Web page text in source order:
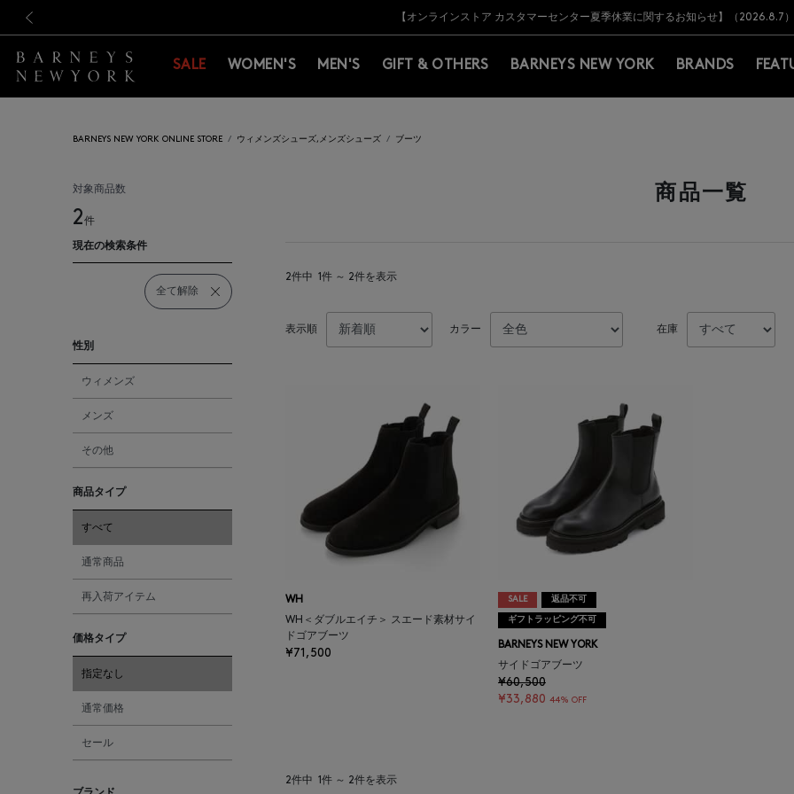
新規登録のお客様も対象！＜MY BARNEYS＞会員のお客様は11,000円（税込）以上のお買上げで常時送料無料
【夏季休業に伴う出荷一時停止のお知らせ】(2026.8.7)
【オンラインストア カスタマーセンター夏季休業に関するお知らせ】（2026.8.7）
【夏季休業に伴う返品・交換承り一時停止のお知らせ】（2026.8.5）
熊本県を中心とした地震の影響によるお荷物のお届けについて
【開催中】SUMMER SALEのご案内・ご注意事項
新規登録のお客様も対象！＜MY BARNEYS＞会員のお客様は11,000円（税込）以上のお買上げで常時送料無料
【夏季休業に伴う出荷一時停止のお知らせ】(2026.8.7)
SALE WOMEN'S MEN'S GIFT & OTHERS BARNEYS NEW YORK BRANDS
BARNEYS NEW YORK ONLINE STORE ウィメンズシューズ,メンズシューズ ブーツ
対象商品数
2件
現在の検索条件
全て解除
性別
ウィメンズ
メンズ
その他
商品タイプ
すべて
通常商品
再入荷アイテム
価格タイプ
指定なし
通常価格
セール
商品一覧
2件中 1件 ～ 2件を表示
表示順 カラー 在庫
WH
WH＜ダブルエイチ＞ スエード素材サイ
ドゴアブーツ
¥71,500
SALE 返品不可
ギフトラッピング不可
BARNEYS NEW YORK
サイドゴアブーツ
¥60,500
¥33,880 44% OFF
2件中 1件 ～ 2件を表示